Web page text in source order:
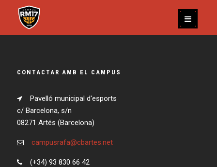
CONTACTAR AMB EL CAMPUS
Pavelló municipal d'esports
c/ Barcelona, s/n
08271 Artés (Barcelona)
campusrafa@cbartes.net
(+34) 93 830 66 42